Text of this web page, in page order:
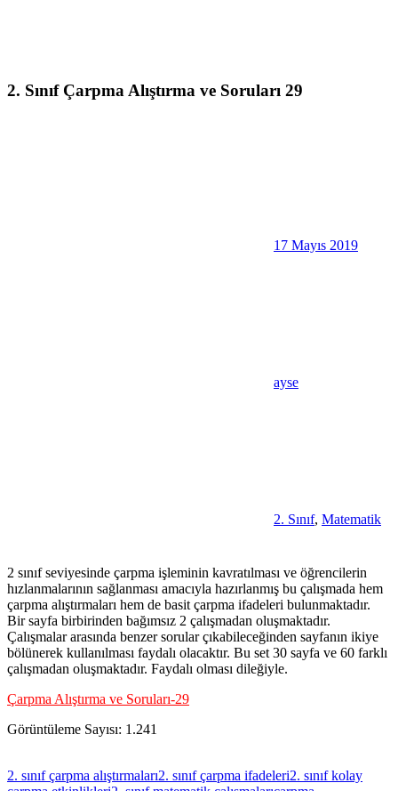
2. Sınıf Çarpma Alıştırma ve Soruları 29
17 Mayıs 2019
ayse
2. Sınıf, Matematik
2 sınıf seviyesinde çarpma işleminin kavratılması ve öğrencilerin
hızlanmalarının sağlanması amacıyla hazırlanmış bu çalışmada hem
çarpma alıştırmaları hem de basit çarpma ifadeleri bulunmaktadır.
Bir sayfa birbirinden bağımsız 2 çalışmadan oluşmaktadır.
Çalışmalar arasında benzer sorular çıkabileceğinden sayfanın ikiye
bölünerek kullanılması faydalı olacaktır. Bu set 30 sayfa ve 60 farklı
çalışmadan oluşmaktadır. Faydalı olması dileğiyle.
Çarpma Alıştırma ve Soruları-29
Görüntüleme Sayısı: 1.241
2. sınıf çarpma alıştırmaları2. sınıf çarpma ifadeleri2. sınıf kolay